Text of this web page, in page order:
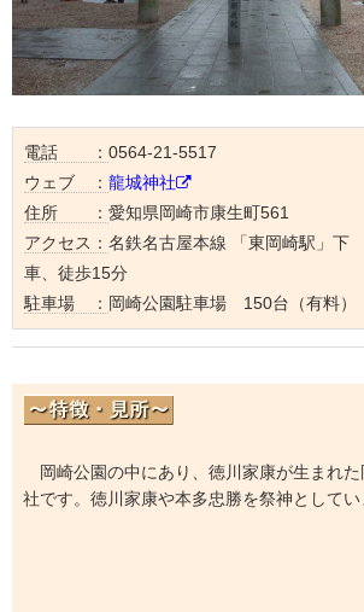
電話 ： 0564-21-5517
ウェブ ： 龍城神社
住所 ： 愛知県岡崎市康生町561
アクセス： 名鉄名古屋本線 「東岡崎駅」下
車、徒歩15分
駐車場 ： 岡崎公園駐車場 150台（有料）
岡崎公園の中にあり、徳川家康が生まれた
社です。徳川家康や本多忠勝を祭神としてい